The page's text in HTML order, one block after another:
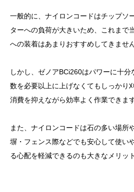
一般的に、ナイロンコードはチップソ
ターへの負荷が大きいため、これまで
への装着はあまりおすすめしてきませ
しかし、ゼノアBCi260はパワーに十
数を必要以上に上げなくてもしっかり
消費を抑えながら効率よく作業できます
また、ナイロンコードは石の多い場所
塀・フェンス際などでも安心して使い
る心配を軽減できるのも大きなメリッ